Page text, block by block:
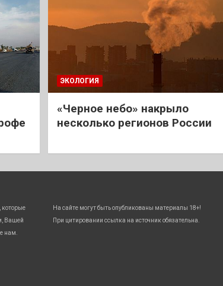
ЭКОЛОГИЯ
«Черное небо» накрыло
несколько регионов России
Вашей
нам.
На сайте могут быть опубликованы материалы 18+!
При цитировании ссылка на источник обязательна.